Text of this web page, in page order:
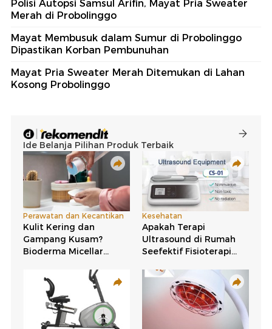
Polisi Autopsi Samsul Arifin, Mayat Pria Sweater
Merah di Probolinggo
Mayat Membusuk dalam Sumur di Probolinggo
Dipastikan Korban Pembunuhan
Mayat Pria Sweater Merah Ditemukan di Lahan
Kosong Probolinggo